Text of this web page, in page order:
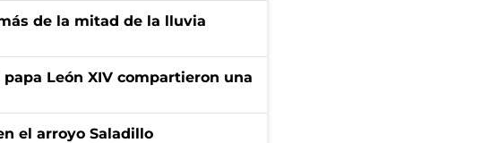
de la mitad de la lluvia
León XIV compartieron una
el arroyo Saladillo